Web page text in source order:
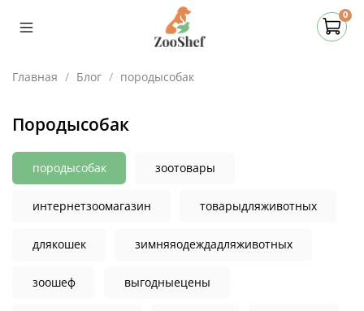
0
Главная Блог породысобак
породысобак
породысобак зоотовары
интернетзоомагазин товарыдляживотных
длякошек зимняяодеждадляживотных
зоошеф выгодныецены